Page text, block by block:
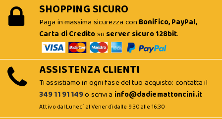
SHOPPING SICURO
Paga in massima sicurezza con Bonifico, PayPal,
Carta di Creditosu server sicuro 128bit.
ASSISTENZA CLIENTI
Ti assistiamo in ogni fase del tuo acquisto: contatta il
349 11 91 149o scrivi a info@dadiemattoncini.it
Attivo dal Lunedì al Venerdì dalle 9:30 alle 16:30